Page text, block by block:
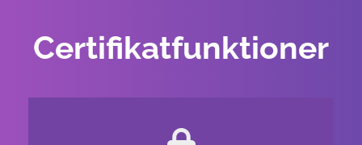
Certifikatfunktioner